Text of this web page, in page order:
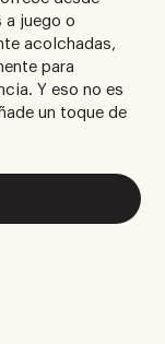
a juego o
acolchadas,
para
Y eso no es
un toque de